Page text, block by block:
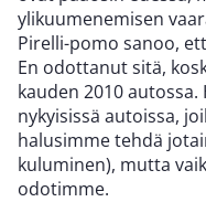
ylikuumenemisen
Pirelli-pomo sanoo,
En odottanut sitä,
kauden 2010
nykyisissä autoissa,
halusimme tehdä
kuluminen), mutta
odotimme.